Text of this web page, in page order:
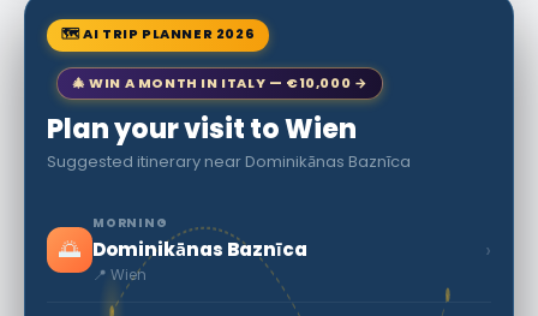
🗺 AI TRIP PLANNER 2026
🎄 WIN A MONTH IN ITALY — €10,000 →
Plan your visit to Wien
Suggested itinerary near Dominikānas Baznīca
🌅
MORNING
Dominikānas Baznīca
📍 Wien
›